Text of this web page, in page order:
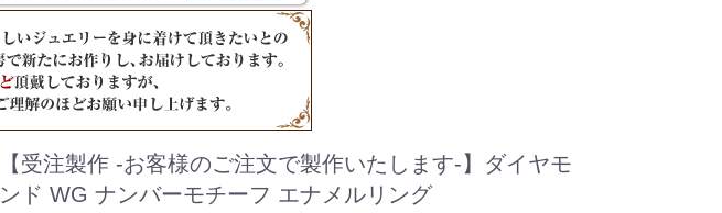
【受注製作 -お客様のご注文で製作いたします-】ダイヤモ
ンド WG ナンバーモチーフ エナメルリング